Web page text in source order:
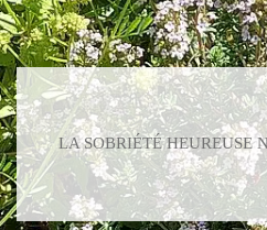
LA SOBRIÉTÉ HEUREUSE